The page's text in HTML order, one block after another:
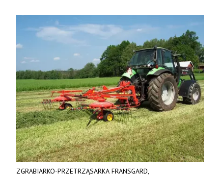
ZGRABIARKO-PRZETRZĄSARKA FRANSGARD,